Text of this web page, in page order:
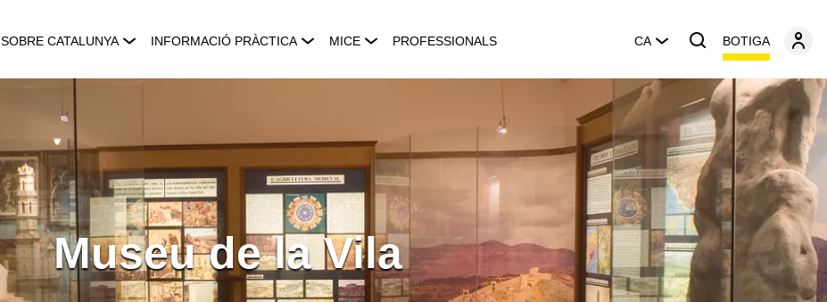
SOBRE CATALUNYA INFORMACIÓ PRÀCTICA MICE PROFESSIONALS CA BOTIGA
Museu de la Vila